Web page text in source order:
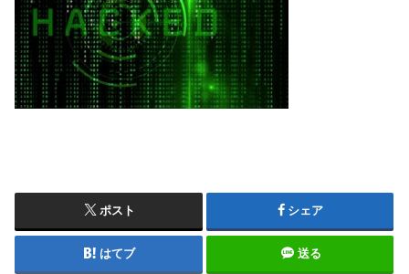
ポスト シェア
はてブ 送る